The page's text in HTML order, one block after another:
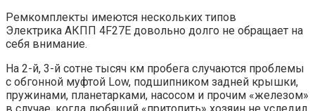
Ремкомплекты имеются нескольких типов
Электрика АКПП 4F27E довольно долго не обращает на
себя внимание.
На 2-й, 3-й сотне тысяч км пробега случаются проблемы
с обгонной муфтой Low, подшипником задней крышки,
пружинами, планетарками, насосом и прочим «железом»